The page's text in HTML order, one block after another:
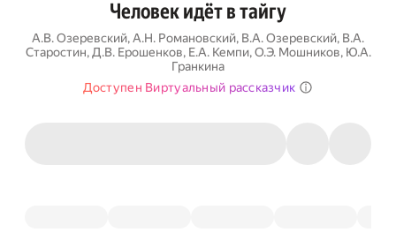
Человек идёт в тайгу
А.В. Озеревский,А.Н. Романовский, В.А. Озеревский, В.А.
Старостин, Д.В. Ерошенков, Е.А. Кемпи,О.Э. Мошников, Ю.А.
Гранкина
Доступен Виртуальный рассказчик